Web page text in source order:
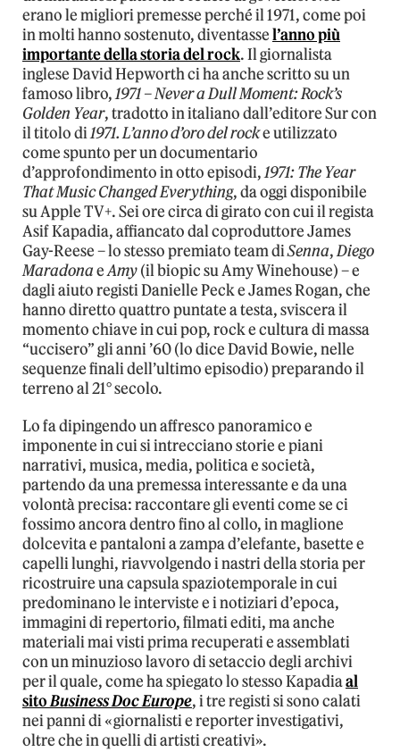
erano le migliori premesse perché il 1971, come poi
in molti hanno sostenuto, diventassel’anno più
importante della storia del rock. Il giornalista
inglese David Hepworth ci ha anche scritto su un
famoso libro,1971 – Never a Dull Moment: Rock’s
Golden Year, tradotto in italiano dall’editore Sur con
il titolo di1971. L’anno d’oro del rocke utilizzato
come spunto per un documentario
d’approfondimento in otto episodi,1971: The Year
That Music Changed Everything, da oggi disponibile
su Apple TV+. Sei ore circa di girato con cui il regista
Asif Kapadia, affiancato dal coproduttore James
Gay-Reese – lo stesso premiato team diSenna,Diego
MaradonaeAmy(il biopic su Amy Winehouse) – e
dagli aiuto registi Danielle Peck e James Rogan, che
hanno diretto quattro puntate a testa, sviscera il
momento chiave in cui pop, rock e cultura di massa
“uccisero” gli anni ’60 (lo dice David Bowie, nelle
sequenze finali dell’ultimo episodio) preparando il
terreno al 21° secolo.
Lo fa dipingendo un affresco panoramico e
imponente in cui si intrecciano storie e piani
narrativi, musica, media, politica e società,
partendo da una premessa interessante e da una
volontà precisa: raccontare gli eventi come se ci
fossimo ancora dentro fino al collo, in maglione
dolcevita e pantaloni a zampa d’elefante, basette e
capelli lunghi, riavvolgendo i nastri della storia per
ricostruire una capsula spaziotemporale in cui
predominano le interviste e i notiziari d’epoca,
immagini di repertorio, filmati editi, ma anche
materiali mai visti prima recuperati e assemblati
con un minuzioso lavoro di setaccio degli archivi
per il quale, come ha spiegato lo stesso Kapadiaal
sitoBusiness Doc Europe, i tre registi si sono calati
nei panni di «giornalisti e reporter investigativi,
oltre che in quelli di artisti creativi».